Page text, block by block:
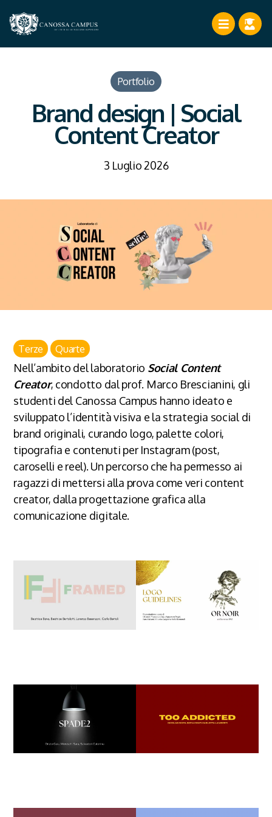
Portfolio
Brand design | Social
Content Creator
3 Luglio 2026
Terze Quarte
Nell’ambito del laboratorio Social Content
Creator, condotto dal prof. Marco Brescianini, gli
studenti del Canossa Campus hanno ideato e
sviluppato l’identità visiva e la strategia social di
brand originali, curando logo, palette colori,
tipografia e contenuti per Instagram (post,
caroselli e reel). Un percorso che ha permesso ai
ragazzi di mettersi alla prova come veri content
creator, dalla progettazione grafica alla
comunicazione digitale.